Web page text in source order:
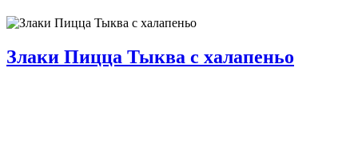
Злаки Пицца Тыква с халапеньо